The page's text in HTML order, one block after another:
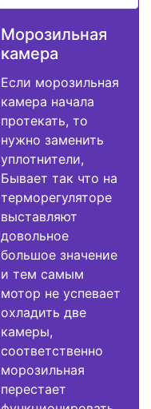
Морозильная
камера
Если морозильная
камера начала
протекать, то
нужно заменить
уплотнители,
Бывает так что на
терморегуляторе
выставляют
довольное
большое значение
и тем самым
мотор не успевает
охладить две
камеры,
соответственно
морозильная
перестает